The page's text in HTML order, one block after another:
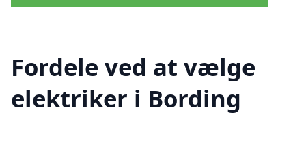
Fordele ved at vælge
elektriker i Bording